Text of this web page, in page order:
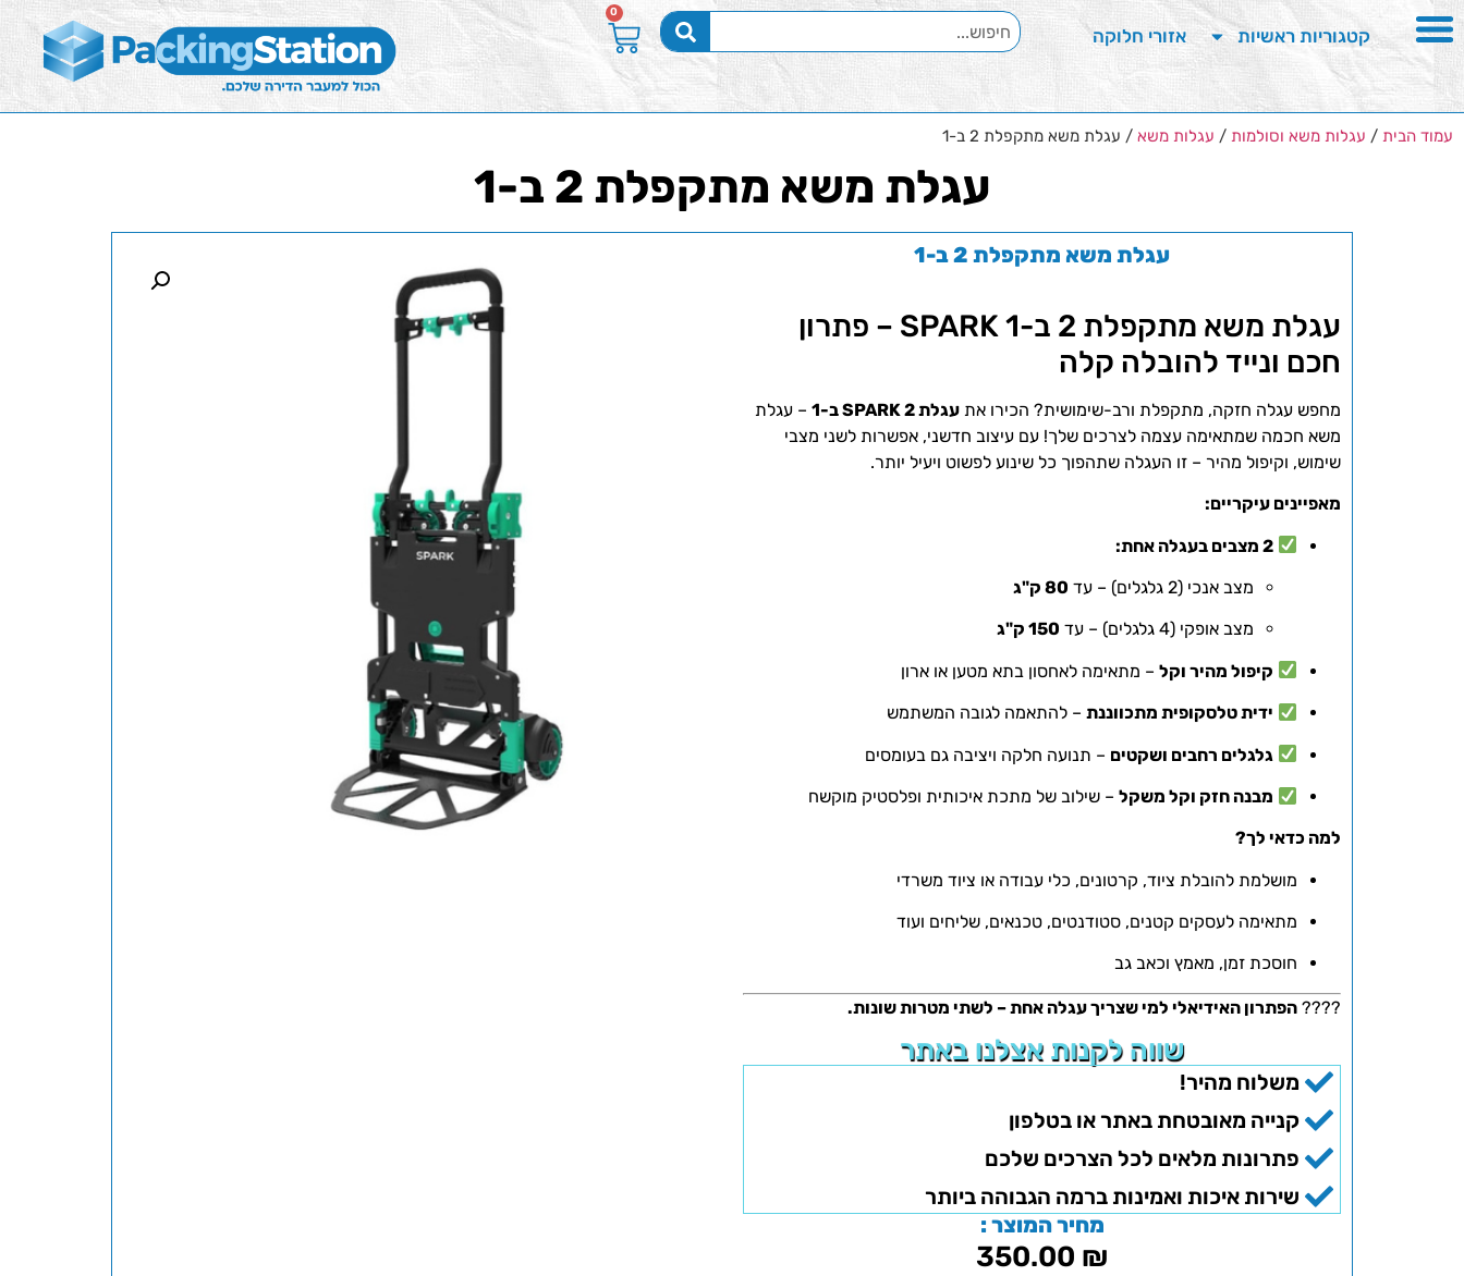
קטגוריות ראשיות אזורי חלוקה
0
עמוד הבית / עגלות משא וסולמות / עגלות משא / עגלת משא מתקפלת 2 ב-1
עגלת משא מתקפלת 2 ב-1
עגלת משא מתקפלת 2 ב-1
עגלת משא מתקפלת 2 ב-1 SPARK – פתרון
חכם ונייד להובלה קלה
מחפש עגלה חזקה, מתקפלת ורב-שימושית? הכירו את עגלת SPARK 2 ב-1
– עגלת
משא חכמה שמתאימה עצמה לצרכים שלך! עם עיצוב חדשני, אפשרות לשני מצבי
שימוש, וקיפול מהיר – זו העגלה שתהפוך כל שינוע לפשוט ויעיל יותר.
מאפיינים עיקריים:
2 מצבים בעגלה אחת:
מצב אנכי (2 גלגלים) – עד 80 ק"ג
מצב אופקי (4 גלגלים) – עד 150 ק"ג
קיפול מהיר וקל – מתאימה לאחסון בתא מטען או ארון
ידית טלסקופית מתכווננת – להתאמה לגובה המשתמש
גלגלים רחבים ושקטים – תנועה חלקה ויציבה גם בעומסים
מבנה חזק וקל משקל – שילוב של מתכת איכותית ופלסטיק מוקשח
למה כדאי לך?
מושלמת להובלת ציוד, קרטונים, כלי עבודה או ציוד משרדי
מתאימה לעסקים קטנים, סטודנטים, טכנאים, שליחים ועוד
חוסכת זמן, מאמץ וכאב גב
???? הפתרון האידיאלי למי שצריך עגלה אחת – לשתי מטרות שונות.
שווה לקנות אצלנו באתר
משלוח מהיר!
קנייה מאובטחת באתר או בטלפון
פתרונות מלאים לכל הצרכים שלכם
שירות איכות ואמינות ברמה הגבוהה ביותר
מחיר המוצר :
350.00 ₪